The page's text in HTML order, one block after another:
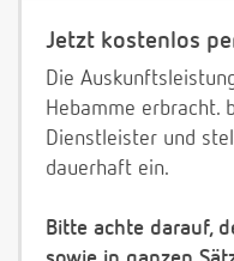
Jetzt kostenlos
Die
Hebamme erbracht.
Dienstleister und
dauerhaft ein.
Bitte achte darauf,